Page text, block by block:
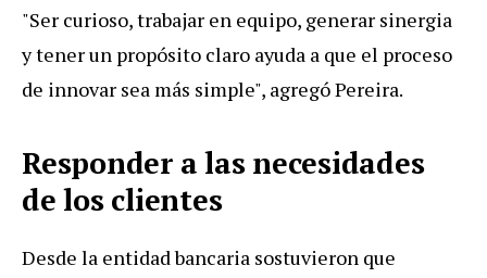
"Ser curioso, trabajar en equipo, generar sinergia
y tener un propósito claro ayuda a que el proceso
de innovar sea más simple", agregó Pereira.
Responder a las necesidades
de los clientes
Desde la entidad bancaria sostuvieron que